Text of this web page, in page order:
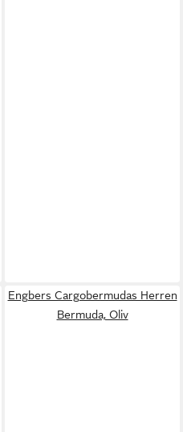
Engbers Cargobermudas Herren
Bermuda, Oliv